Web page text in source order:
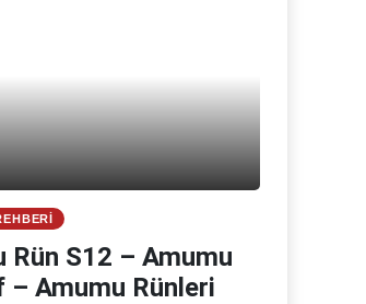
Rün S12 – Amumu
– Amumu Rünleri